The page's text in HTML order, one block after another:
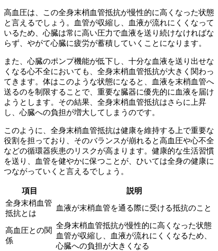
高血圧は、この全身末梢血管抵抗が慢性的に高くなった状態
と言えるでしょう。血管が収縮し、血液が流れにくくなって
いるため、心臓は常に高い圧力で血液を送り続けなければな
らず、やがて心臓に疲労が蓄積していくことになります。
また、心臓のポンプ機能が低下し、十分な血液を送り出せな
くなる心不全においても、全身末梢血管抵抗が大きく関わっ
てきます。体はこのような状態になると、血液を末梢血管へ
送るのを制限することで、重要な臓器に優先的に血液を届け
ようとします。その結果、 全身末梢血管抵抗はさらに上昇
し、心臓への負担が増大 してしまうのです。
このように、全身末梢血管抵抗は健康を維持する上で重要な
役割を担っており、そのバランスが崩れると高血圧や心不全
などの循環器疾患のリスクが高まります。健康的な生活習慣
を送り、血管を健やかに保つことが、ひいては全身の健康に
つながっていくと言えるでしょう。
項目
説明
全身末梢血管
抵抗とは
血液が末梢血管を通る際に受ける抵抗のこと
高血圧との関
係
全身末梢血管抵抗が慢性的に高くなった状態
血管が収縮し、血液が流れにくくなるため、
心臓への負担が大きくなる